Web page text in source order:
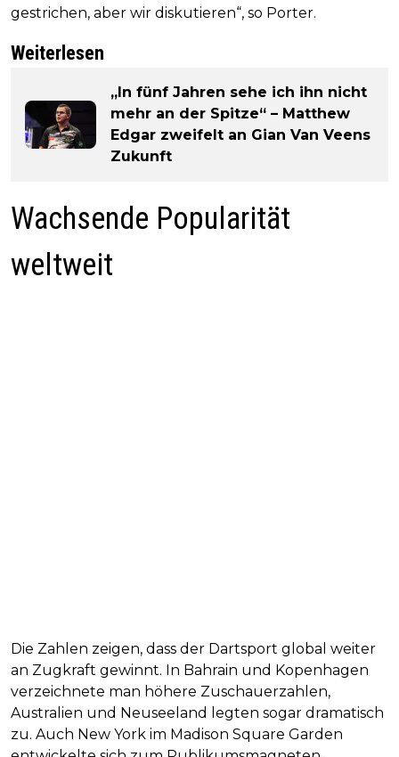
gestrichen, aber wir diskutieren“, so Porter.
Weiterlesen
„In fünf Jahren sehe ich ihn nicht
mehr an der Spitze“ – Matthew
Edgar zweifelt an Gian Van Veens
Zukunft
Wachsende Popularität
weltweit
Die Zahlen zeigen, dass der Dartsport global weiter
an Zugkraft gewinnt. In Bahrain und Kopenhagen
verzeichnete man höhere Zuschauerzahlen,
Australien und Neuseeland legten sogar dramatisch
zu. Auch New York im Madison Square Garden